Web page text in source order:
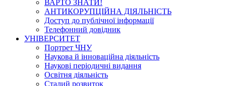
ВАРТО ЗНАТИ!
АНТИКОРУПЦІЙНА ДІЯЛЬНІСТЬ
Доступ до публічної інформації
Телефонний довідник
УНІВЕРСИТЕТ
Портрет ЧНУ
Наукова й інноваційна діяльність
Наукові періодичні видання
Освітня діяльність
Сталий розвиток